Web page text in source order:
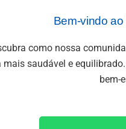
Bem-vindo
como nossa
mais saudável e
bem-